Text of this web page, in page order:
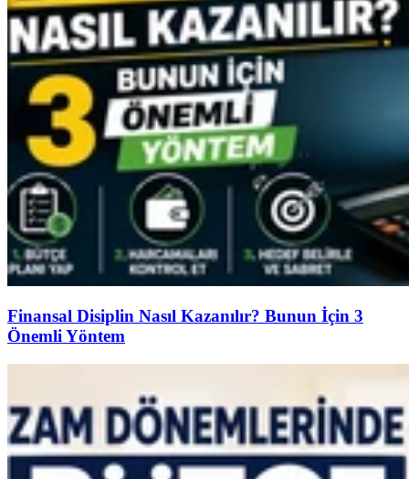
Finansal Disiplin Nasıl Kazanılır? Bunun İçin 3
Önemli Yöntem